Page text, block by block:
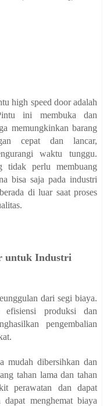
high speed door adalah
ini membuka dan
memungkinkan barang
cepat dan lancar,
waktu tunggu.
tidak perlu membuang
bisa saja pada industri
di luar saat proses
untuk Industri
dari segi biaya.
efisiensi produksi dan
pengembalian
mudah dibersihkan dan
tahan lama dan tahan
perawatan dan dapat
menghemat biaya